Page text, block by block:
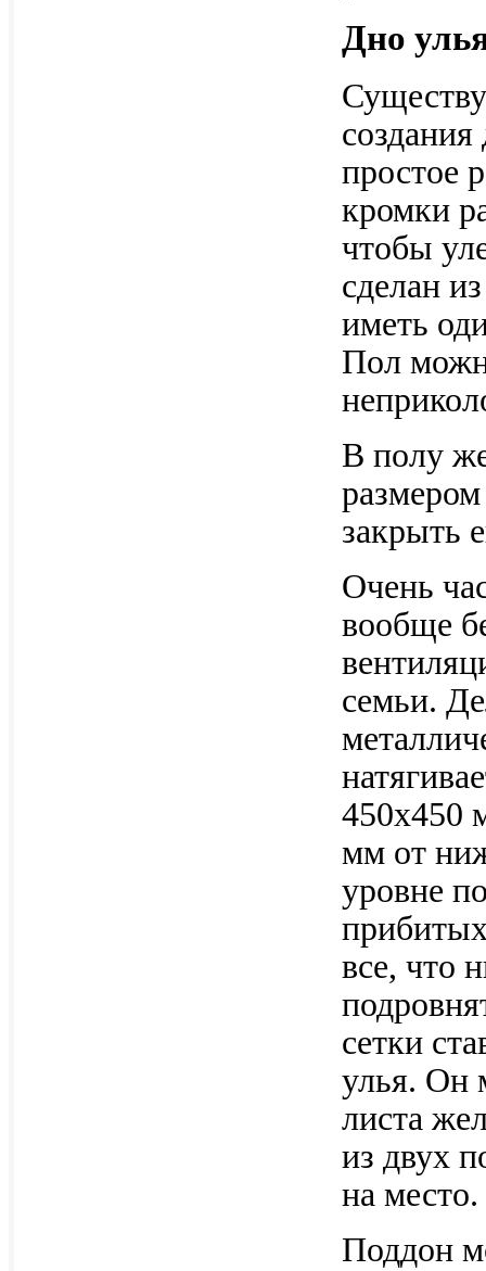
Дно
простое
кромки
чтобы
сделан
иметь
Пол
В полу
закрыть
Очень
вообще
семьи.
450х450
мм от
уровне
все, что
сетки
улья. Он
листа
из двух
на место.
Поддон